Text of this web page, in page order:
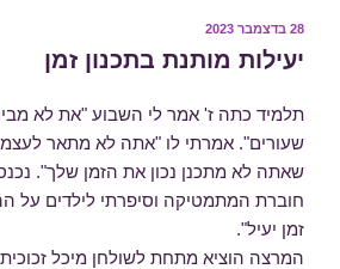
פורסם
28 בדצמבר 2023
יעילות מותנת בתכנון זמן
תלמיד כתה ז' אמר לי השבוע "את לא
שעורים". אמרתי לו "אתה לא מתאר
שאתה לא מתכנן נכון את הזמן שלך".
חוברת המתמטיקה וסיפרתי לילדים על
זמן יעיל".
המרצה הוציא מתחת לשולחן מיכל זכוכית